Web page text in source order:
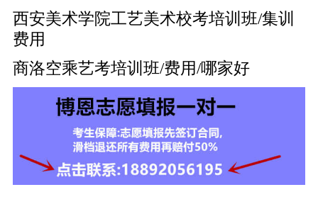
西安美术学院工艺美术校考培训班/集训
费用
商洛空乘艺考培训班/费用/哪家好